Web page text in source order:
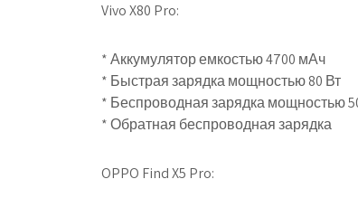
Vivo X80 Pro:
* Аккумулятор емкостью 4700 мАч
* Быстрая зарядка мощностью 80 Вт
* Беспроводная зарядка мощностью
* Обратная беспроводная зарядка
OPPO Find X5 Pro: